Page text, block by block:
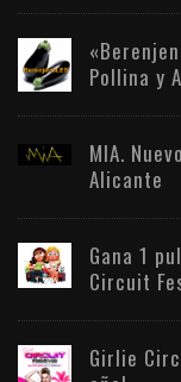
Pollina y
MIA.
Alicante
Gana 1
Circuit
Girlie